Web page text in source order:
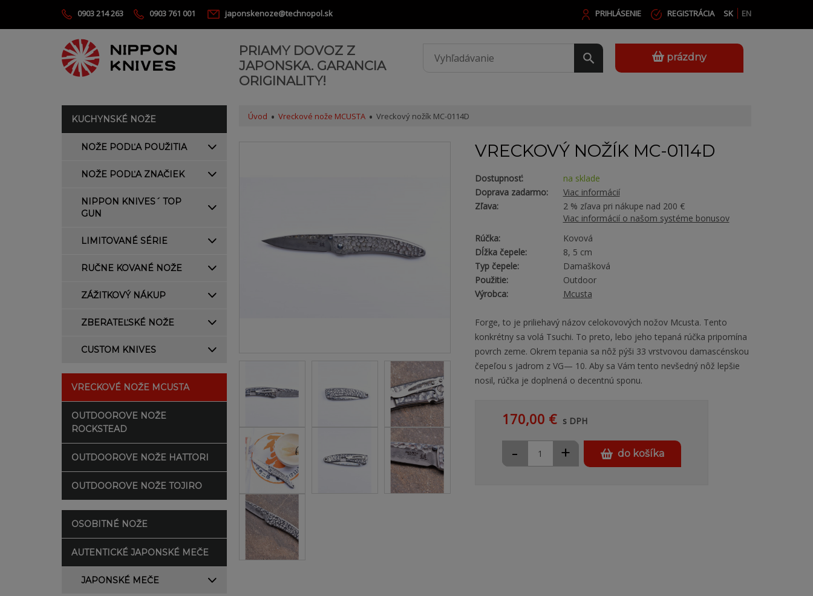
0903 214 263 0903 761 001 japonskenoze@technopol.sk SK EN
PRIHLÁSENIE REGISTRÁCIA
PRIAMY DOVOZ Z
JAPONSKA. GARANCIA
ORIGINALITY!
prázdny
KUCHYNSKÉ NOŽE
NOŽE PODĽA POUŽITIA
NOŽE PODĽA ZNAČIEK
NIPPON KNIVES´ TOP
GUN
LIMITOVANÉ SÉRIE
RUČNE KOVANÉ NOŽE
ZÁŽITKOVÝ NÁKUP
ZBERATEĽSKÉ NOŽE
CUSTOM KNIVES
VRECKOVÉ NOŽE MCUSTA
OUTDOOROVE NOŽE
ROCKSTEAD
OUTDOOROVE NOŽE HATTORI
OUTDOOROVE NOŽE TOJIRO
OSOBITNÉ NOŽE
AUTENTICKÉ JAPONSKÉ MEČE
JAPONSKÉ MEČE
Úvod Vreckové nože MCUSTA Vreckový nožík MC-0114D
VRECKOVÝ NOŽÍK MC-0114D
Dostupnosť:
na sklade
Doprava zadarmo:
Viac informácií
Zľava:
2 % zľava pri nákupe nad 200 €
Viac informácií o našom systéme bonusov
Rúčka:
Kovová
Dĺžka čepele:
8, 5 cm
Typ čepele:
Damašková
Použitie:
Outdoor
Výrobca:
Mcusta
Forge, to je priliehavý názov celokovových nožov Mcusta. Tento
konkrétny sa volá Tsuchi. To preto, lebo jeho tepaná rúčka pripomína
povrch zeme. Okrem tepania sa nôž pýši 33 vrstvovou damascénskou
čepeľou s jadrom z VG— 10. Aby sa Vám tento nevšedný nôž lepšie
nosil, rúčka je doplnená o decentnú sponu.
170,00 € s DPH
+
- do košíka